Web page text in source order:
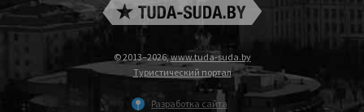
© 2013–2026,www.tuda-suda.by
Туристический портал
Разработка сайта